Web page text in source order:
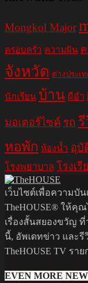
Mongkol Major
ครอบครัว ความฝัน
จังหวัด ต่างประเ
นักเรียน บ้าน ผีอำ
มอเตอร์ไซค์ รถ
หอพัก ห้องน้ำ อุบั
โรงพยาบาล โรงเรี
เว็บไซต์เพื่อความบั
TheHOUSE® ให้คุ
เรื่องสั้นสยองขวัญ
นี้, อัพเดทข่าว และ
TheHOUSE TV รา
EVEN MORE